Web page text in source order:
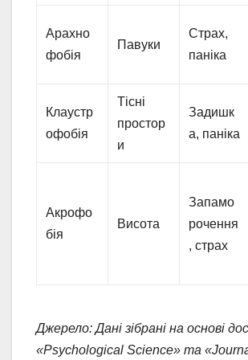
Арахно
фобія
Павуки
Страх,
паніка
Клаустр
офобія
Тісні
простор
и
Задишк
а, паніка
Акрофо
бія
Висота
Запамо
рочення
, страх
Джерело: Дані зібрані на основі
«Psychological Science» та